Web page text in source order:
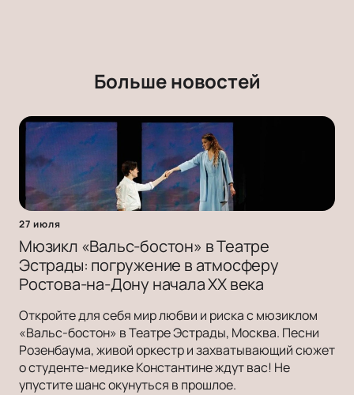
Больше новостей
27 июля
Мюзикл «Вальс-бостон» в Театре
Эстрады: погружение в атмосферу
Ростова-на-Дону начала ХХ века
Откройте для себя мир любви и риска с мюзиклом
«Вальс-бостон» в Театре Эстрады, Москва. Песни
Розенбаума, живой оркестр и захватывающий сюжет
о студенте-медике Константине ждут вас! Не
упустите шанс окунуться в прошлое.